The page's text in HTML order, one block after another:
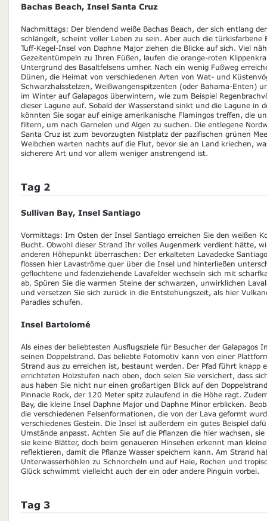
Bachas Beach, Insel Santa Cruz
Nachmittags: Der blendend weiße Bachas Beach, der sich entlang
schlängelt, scheint voller Leben zu sein. Aber auch die
Tuff-Kegel-Insel von Daphne Major ziehen die Blicke auf sich. Viel
Gezeitentümpeln zu Ihren Füßen, laufen die orange-roten
Untergrund des Basaltfelsens umher. Nach ein wenig Fußweg
Dünen, die Heimat von verschiedenen Arten von Wat- und
Schwarzhalsstelzen, Weißwangenspitzenten (oder Bahama-Enten)
im Winter auf Galapagos überwintern, wie zum Beispiel
dieser Lagune auf. Sobald der Wasserstand sinkt und die Lagune in
könnten Sie sogar auf einige amerikanische Flamingos treffen, die
filtern, um nach Garnelen und Algen zu suchen. Die entlegene
Santa Cruz ist zum bevorzugten Nistplatz der pazifischen grünen
Weibchen warten nachts auf die Flut, bevor sie an Land kriechen,
sicherere Art und vor allem weniger anstrengend ist.
Tag 2
Sullivan Bay, Insel Santiago
Vormittags: Im Osten der Insel Santiago erreichen Sie den weißen
Bucht. Obwohl dieser Strand Ihr volles Augenmerk verdient hätte,
anderen Höhepunkt überraschen: Der erkalteten Lavadecke
flossen hier Lavaströme quer über die Insel und hinterließen
geflochtene und fadenziehende Lavafelder wechseln sich mit
ab. Spüren Sie die warmen Steine der schwarzen, unwirklichen
und versetzen Sie sich zurück in die Entstehungszeit, als hier
Paradies schufen.
Insel Bartolomé
Als eines der beliebtesten Ausflugsziele für Besucher der Galapagos
seinen Doppelstrand. Das beliebte Fotomotiv kann von einer
Strand aus zu erreichen ist, bestaunt werden. Der Pfad führt knapp
errichteten Holzstufen nach oben, doch seien Sie versichert, dass
aus haben Sie nicht nur einen großartigen Blick auf den
Pinnacle Rock, der 120 Meter spitz zulaufend in die Höhe ragt.
Bay, die kleine Insel Daphne Major und Daphne Minor erblicken.
die verschiedenen Felsenformationen, die von der Lava geformt
verschiedenes Gestein. Die Insel ist außerdem ein gutes Beispiel
Umstände anpasst. Achten Sie auf die Pflanzen die hier wachsen,
sie keine Blätter, doch beim genaueren Hinsehen erkennt man
reflektieren, damit die Pflanze Wasser speichern kann. Am Strand
Unterwasserhöhlen zu Schnorcheln und auf Haie, Rochen und
Glück schwimmt vielleicht auch der ein oder andere Pinguin vorbei.
Tag 3